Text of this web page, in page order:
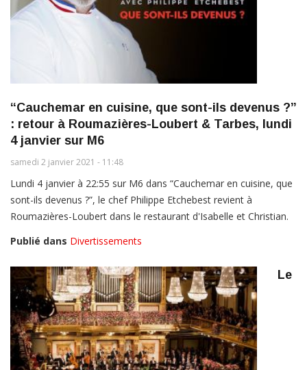
“Cauchemar en cuisine, que sont-ils devenus ?”
: retour à Roumazières-Loubert & Tarbes, lundi
4 janvier sur M6
samedi 2 janvier 2021 - 11:48
Lundi 4 janvier à 22:55 sur M6 dans “Cauchemar en cuisine, que
sont-ils devenus ?”, le chef Philippe Etchebest revient à
Roumazières-Loubert dans le restaurant d'Isabelle et Christian.
Publié dans Divertissements
Le